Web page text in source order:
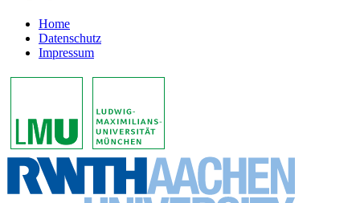
Home
Datenschutz
Impressum